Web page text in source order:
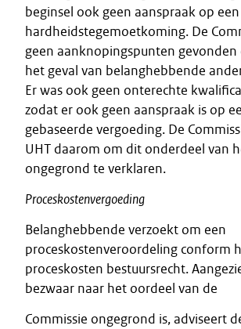
beginsel ook geen aanspraak op
hardheidstegemoetkoming. De
geen aanknopingspunten
het geval van belanghebbende
Er was ook geen onterechte
zodat er ook geen aanspraak is op
gebaseerde vergoeding. De
UHT daarom om dit onderdeel van
ongegrond te verklaren.
Proceskostenvergoeding
Belanghebbende verzoekt om een
proceskostenveroordeling conform
proceskosten bestuursrecht.
bezwaar naar het oordeel van de
Commissie ongegrond is, adviseert